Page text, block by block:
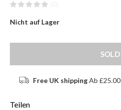
Nicht auf Lager
SOLD
Free UK shippingAb £25.00
Teilen